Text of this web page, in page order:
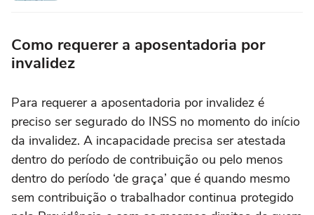
Como requerer a aposentadoria por
invalidez
Para requerer a aposentadoria por invalidez é
preciso ser segurado do INSS no momento do início
da invalidez. A incapacidade precisa ser atestada
dentro do período de contribuição ou pelo menos
dentro do período ‘de graça’ que é quando mesmo
sem contribuição o trabalhador continua protegido